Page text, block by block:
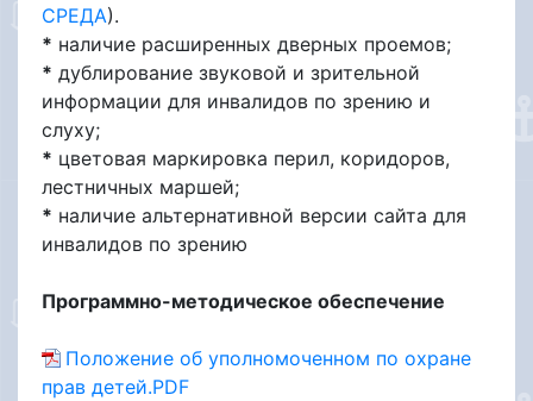
СРЕДА).
* наличие расширенных дверных проемов;
* дублирование звуковой и зрительной
информации для инвалидов по зрению и
слуху;
* цветовая маркировка перил, коридоров,
лестничных маршей;
* наличие альтернативной версии сайта для
инвалидов по зрению
Программно-методическое обеспечение
Положение об уполномоченном по охране
прав детей.PDF